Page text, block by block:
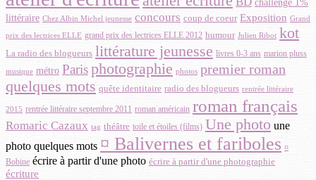
challenge 1%
littéraire Chez Albin Michel jeunesse concours coup de coeur Exposition Grand
prix des lectrices ELLE grand prix des lectrices ELLE 2012 humour Julien Ribot kot
La radio des blogueurs littérature jeunesse livres 0-3 ans marion pluss
musique métro Parisphotographie photos premier roman
quelques mots quête identitaire radio des blogueurs rentrée littéraire
2015 rentrée littéraire septembre 2011 roman américain roman français
Romaric Cazaux tag théâtre toile et étoiles (films) Une photo une
photo quelques mots ¤ Balivernes et fariboles ¤
Bobine écrire à partir d'une photo écrire à partir d'une photographie
écriture